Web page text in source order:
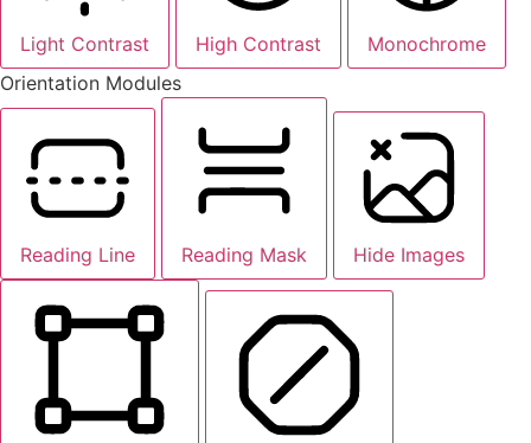
Light Contrast High Contrast
Monochrome
Orientation Modules
Reading Line Reading Mask Hide Images